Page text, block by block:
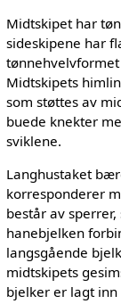
Midtskipet har
sideskipene har
Midtskipets
som støttes av
buede knekter
sviklene.
Langhustaket
korresponderer
består av
hanebjelken
langsgående
midtskipets
bjelker er lagt inn